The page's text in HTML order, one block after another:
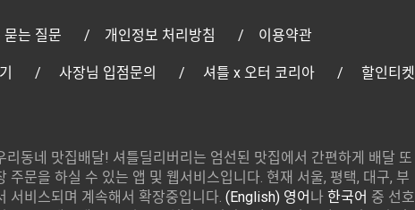
묻는 질문 개인정보 처리방침 이용약관
사장님 입점문의 셔틀 x 오터 코리아 할인티켓
리동네 맛집배달! 셔틀딜리버리는 엄선된 맛집에서 간편하게 배달 또
주문을 하실 수 있는 앱 및 웹서비스입니다. 현재 서울, 평택, 대구, 부
서비스되며 계속해서 확장중입니다.(English) 영어 나한국어 중 선호